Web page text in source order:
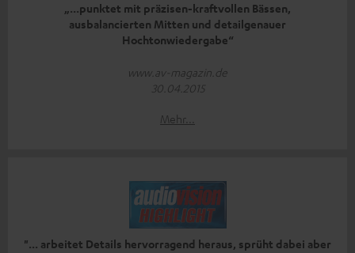
„...punktet mit präzisen-kraftvollen Bässen,
ausbalancierten Mitten und detailgenauer
Hochtonwiedergabe“
www.av-magazin.de
30.04.2015
Mehr...
"... arbeitet Details hervorragend heraus, sprüht dabei aber